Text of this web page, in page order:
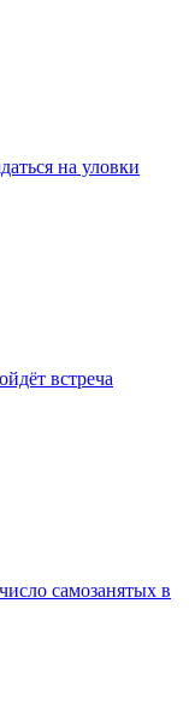
на уловки
встреча
самозанятых в